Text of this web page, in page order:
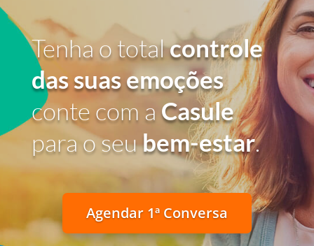
Tenha o totalcontrole
das suas emoções
conte com a Casule
para o seubem-estar.
Agendar 1ª Conversa